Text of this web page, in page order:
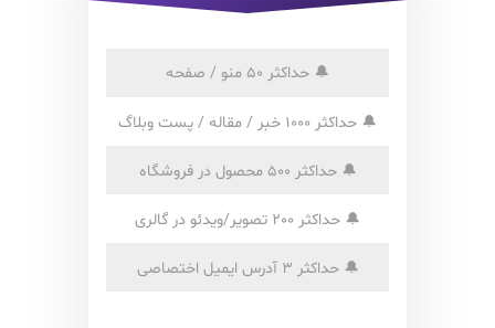
🔔 حداکثر 50 منو / صفحه
🔔 حداکثر 1000 خبر / مقاله / پست وبلاگ
🔔حداکثر 500 محصول در فروشگاه
🔔 حداکثر 200 تصویر/ویدئو در گالری
🔔حداکثر 3 آدرس ایمیل اختصاصی